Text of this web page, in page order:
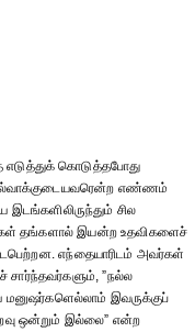
கொடுத்தபோது
எண்ணம்
இடங்களிலிருந்தும் சில
தங்களால் இயன்ற உதவிகளைச்
எந்தையாரிடம் அவர்கள்
”நல்ல
மனுஷர்களெல்லாம் இவருக்குப்
ஒன்றும் இல்லை” என்ற